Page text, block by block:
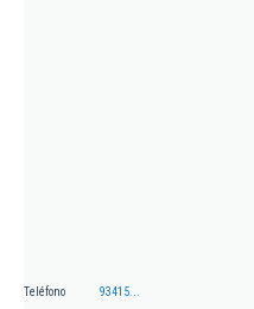
Teléfono 93415...